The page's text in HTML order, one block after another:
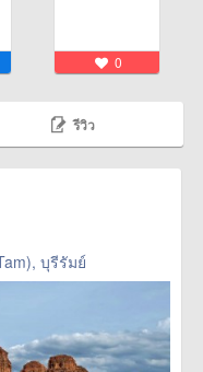
0
รีวิว
บุรีรัมย์